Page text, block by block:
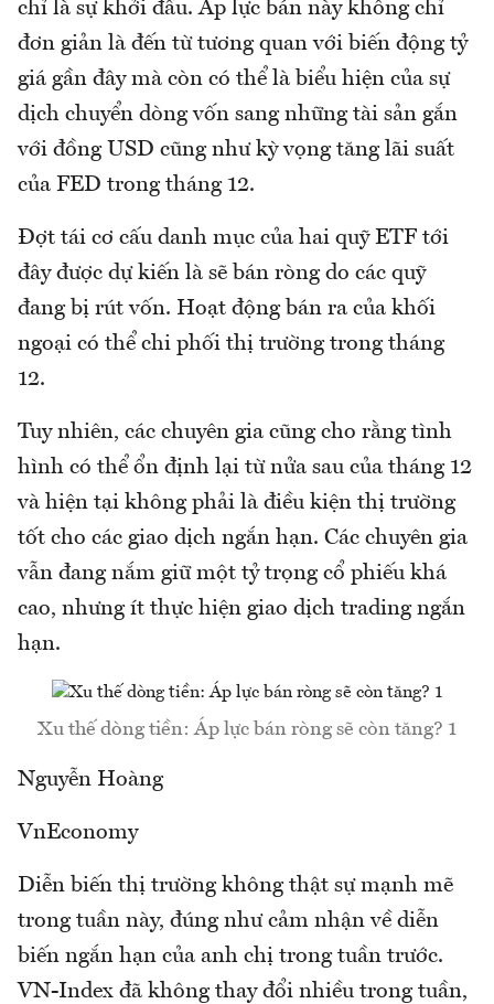
chỉ là sự khởi đầu. Áp lực bán này không chỉ
đơn giản là đến từ tương quan với biến động tỷ
giá gần đây mà còn có thể là biểu hiện của sự
dịch chuyển dòng vốn sang những tài sản gắn
với đồng USD cũng như kỳ vọng tăng lãi suất
của FED trong tháng 12.
Đợt tái cơ cấu danh mục của hai quỹ ETF tới
đây được dự kiến là sẽ bán ròng do các quỹ
đang bị rút vốn. Hoạt động bán ra của khối
ngoại có thể chi phối thị trường trong tháng
12.
Tuy nhiên, các chuyên gia cũng cho rằng tình
hình có thể ổn định lại từ nửa sau của tháng 12
và hiện tại không phải là điều kiện thị trường
tốt cho các giao dịch ngắn hạn. Các chuyên gia
vẫn đang nắm giữ một tỷ trọng cổ phiếu khá
cao, nhưng ít thực hiện giao dịch trading ngắn
hạn.
Xu thế dòng tiền: Áp lực bán ròng sẽ còn tăng? 1
Nguyễn Hoàng
VnEconomy
Diễn biến thị trường không thật sự mạnh mẽ
trong tuần này, đúng như cảm nhận về diễn
biến ngắn hạn của anh chị trong tuần trước.
VN-Index đã không thay đổi nhiều trong tuần,